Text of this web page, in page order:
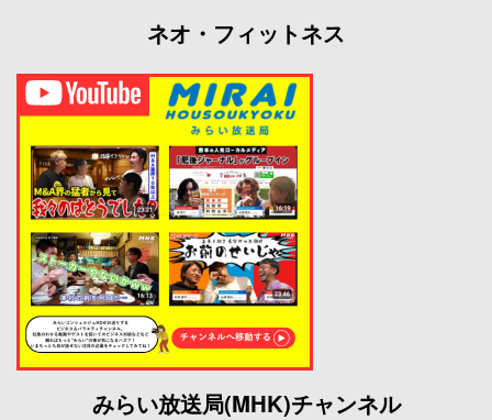
ネオ・フィットネス
みらい放送局(MHK)チャンネル